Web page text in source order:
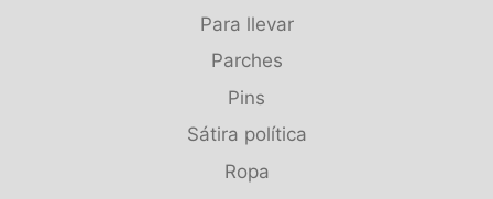
Para llevar
Parches
Pins
Sátira política
Ropa